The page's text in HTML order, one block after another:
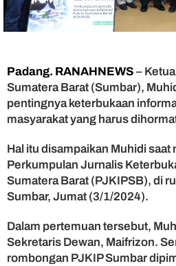
r
k
S
i
n
e
u
n
t
k
W
u
Padang. RANAHNEWS –
Sumatera Barat (Sumbar),
pentingnya keterbukaan
masyarakat yang harus
Hal itu disampaikan Muhidi
Perkumpulan Jurnalis
Sumatera Barat (PJKIPSB), di
Sumbar, Jumat (3/1/2024).
Dalam pertemuan tersebut,
Sekretaris Dewan, Maifrizon.
rombongan PJKIP Sumbar